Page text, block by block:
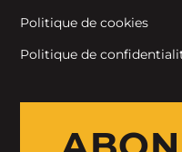
Politique de cookies
Politique de